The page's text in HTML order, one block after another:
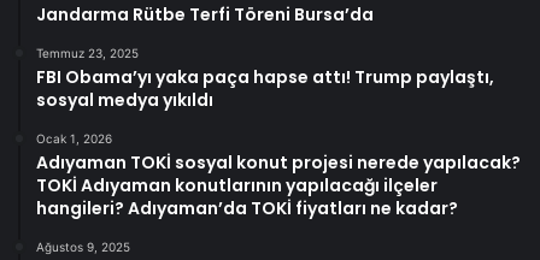
Jandarma Rütbe Terfi Töreni Bursa’da
Temmuz 23, 2025
FBI Obama’yı yaka paça hapse attı! Trump paylaştı,
sosyal medya yıkıldı
Ocak 1, 2026
Adıyaman TOKİ sosyal konut projesi nerede yapılacak?
TOKİ Adıyaman konutlarının yapılacağı ilçeler
hangileri? Adıyaman’da TOKİ fiyatları ne kadar?
Ağustos 9, 2025